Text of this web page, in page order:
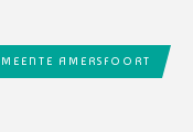
AMERSFOORT